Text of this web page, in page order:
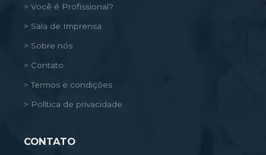
> Você é Profissional?
> Sala de Imprensa
> Sobre nós
> Contato
> Termos e condições
> Política de privacidade
CONTATO